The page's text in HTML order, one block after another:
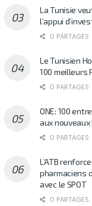
La Tunisie
l’appui
0 PARTAGES
Le Tunisien
100 meilleurs
0 PARTAGES
ONE: 100
aux
0 PARTAGES
L’ATB
pharmaciens
avec le SPOT
0 PARTAGES